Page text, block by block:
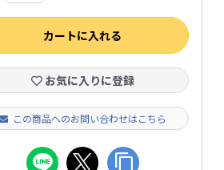
カートに入れる
お気に入りに登録
この商品へのお問い合わせはこちら